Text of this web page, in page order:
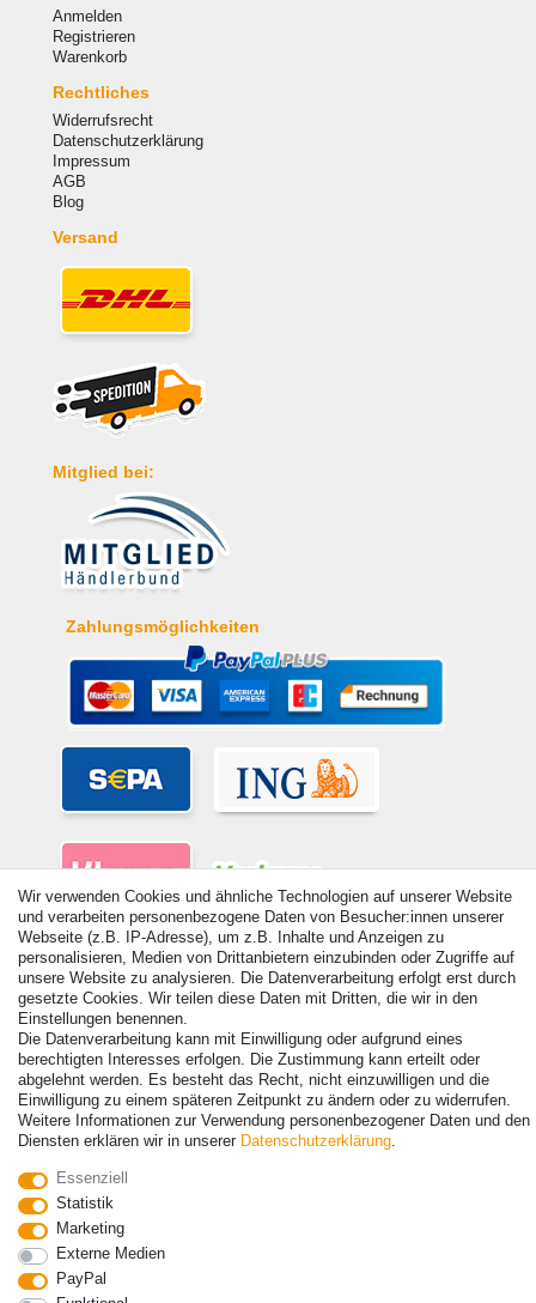
Anmelden
Registrieren
Warenkorb
Rechtliches
Widerrufsrecht
Datenschutzerklärung
Impressum
AGB
Blog
Versand
Mitglied bei:
Zahlungsmöglichkeiten
© Copyright 2026 | Alle Rechte vorbehalten. - Alle Rechte vorbehalten.
Preisangaben inkl. gesetzl. 19% MwSt. | Grundpreise siehe Artikeldetail | *Gilt für
Lieferungen nach Deutschland!
Vertrag widerrufen Kontakt
Wir verwenden Cookies und ähnliche Technologien auf unserer Website
und verarbeiten personenbezogene Daten von Besucher:innen unserer
Webseite (z.B. IP-Adresse), um z.B. Inhalte und Anzeigen zu
personalisieren, Medien von Drittanbietern einzubinden oder Zugriffe auf
unsere Website zu analysieren. Die Datenverarbeitung erfolgt erst durch
gesetzte Cookies. Wir teilen diese Daten mit Dritten, die wir in den
Einstellungen benennen.
Die Datenverarbeitung kann mit Einwilligung oder aufgrund eines
berechtigten Interesses erfolgen. Die Zustimmung kann erteilt oder
abgelehnt werden. Es besteht das Recht, nicht einzuwilligen und die
Einwilligung zu einem späteren Zeitpunkt zu ändern oder zu widerrufen.
Weitere Informationen zur Verwendung personenbezogener Daten und den
Diensten erklären wir in unserer Daten­schutz­erklärung.
Essenziell
Statistik
Marketing
Externe Medien
PayPal